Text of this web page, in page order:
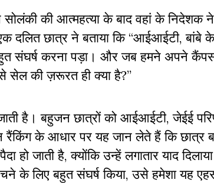
सोलंकी की आत्महत्या के बाद वहां के
छात्र ने बताया कि “आईआईटी, बांबे
संघर्ष करना पड़ा। और जब हमने अपने
सेल की ज़रूरत ही क्या है?”
है। बहुजन छात्रों को आईआईटी, जेईई
रैंकिंग के आधार पर यह जान लेते हैं कि छात्र
हो जाती है, क्योंकि उन्हें लगातार याद
लिए बहुत संघर्ष किया, उसे हमेशा यह